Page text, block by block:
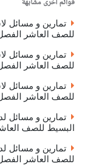
n
تمارين و مسائل
للصف العاشر
تمارين و مسائل
للصف العاشر
تمارين و مسائل
للصف العاشر
تمارين و مسائل
البسيط للصف
تمارين و مسائل
للصف العاشر